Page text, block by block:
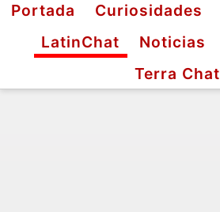
Portada Curiosidades
LatinChat
Noticias
Terra Chat